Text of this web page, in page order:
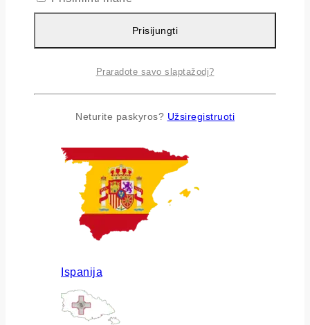
Airija
Ispanija
Prisijungti
Praradote savo slaptažodį?
Neturite paskyros? Užsiregistruoti